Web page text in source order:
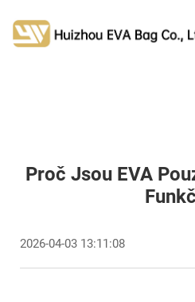
Proč Jsou EVA
2026-04-03 13:11:08